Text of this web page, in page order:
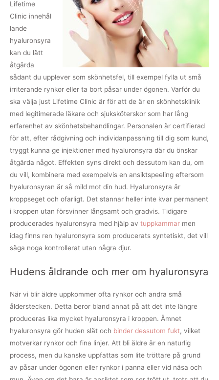
Lifetime
Clinic innehål
lande
hyaluronsyra
kan du lätt
åtgärda
sådant du upplever som skönhetsfel, till exempel fylla ut små
irriterande rynkor eller ta bort påsar under ögonen. Varför du
ska välja just Lifetime Clinic är för att de är en skönhetsklinik
med legitimerade läkare och sjuksköterskor som har lång
erfarenhet av skönhetsbehandlingar. Personalen är certifierad
för att, efter rådgivning och individanpassning till dig som kund,
tryggt kunna ge injektioner med hyaluronsyra där du önskar
åtgärda något. Effekten syns direkt och dessutom kan du, om
du vill, kombinera med exempelvis en ansiktspeeling eftersom
hyaluronsyran är så mild mot din hud. Hyaluronsyra är
kroppseget och ofarligt. Det stannar heller inte kvar permanent
i kroppen utan försvinner långsamt och gradvis. Tidigare
producerades hyaluronsyra med hjälp av tuppkammar men
idag finns ren hyaluronsyra som producerats syntetiskt, det vill
säga noga kontrollerat utan några djur.
Hudens åldrande och mer om hyaluronsyra
När vi blir äldre uppkommer ofta rynkor och andra små
ålderstecken. Detta beror bland annat på att det inte längre
produceras lika mycket hyaluronsyra i kroppen. Ämnet
hyaluronsyra gör huden slät och binder dessutom fukt, vilket
motverkar rynkor och fina linjer. Att bli äldre är en naturlig
process, men du kanske uppfattas som lite tröttare på grund
av påsar under ögonen eller rynkor i panna eller vid näsa och